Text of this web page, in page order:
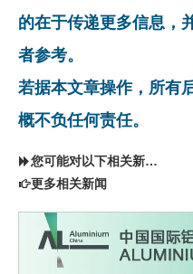
的在于传递更多信息，
者参考。
若据本文章操作，所有
概不负任何责任。
您可能对以下相关新闻同样感兴趣
更多相关新闻